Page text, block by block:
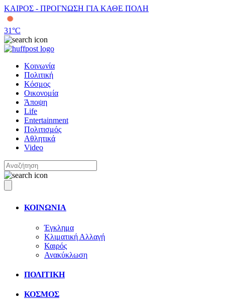
ΚΑΙΡΟΣ - ΠΡΟΓΝΩΣΗ ΓΙΑ ΚΑΘΕ ΠΟΛΗ
31°C
Κοινωνία
Πολιτική
Κόσμος
Οικονομία
Άποψη
Life
Entertainment
Πολιτισμός
Αθλητικά
Video
ΚΟΙΝΩΝΙΑ
Έγκλημα
Κλιματική Αλλαγή
Καιρός
Ανακύκλωση
ΠΟΛΙΤΙΚΗ
ΚΟΣΜΟΣ